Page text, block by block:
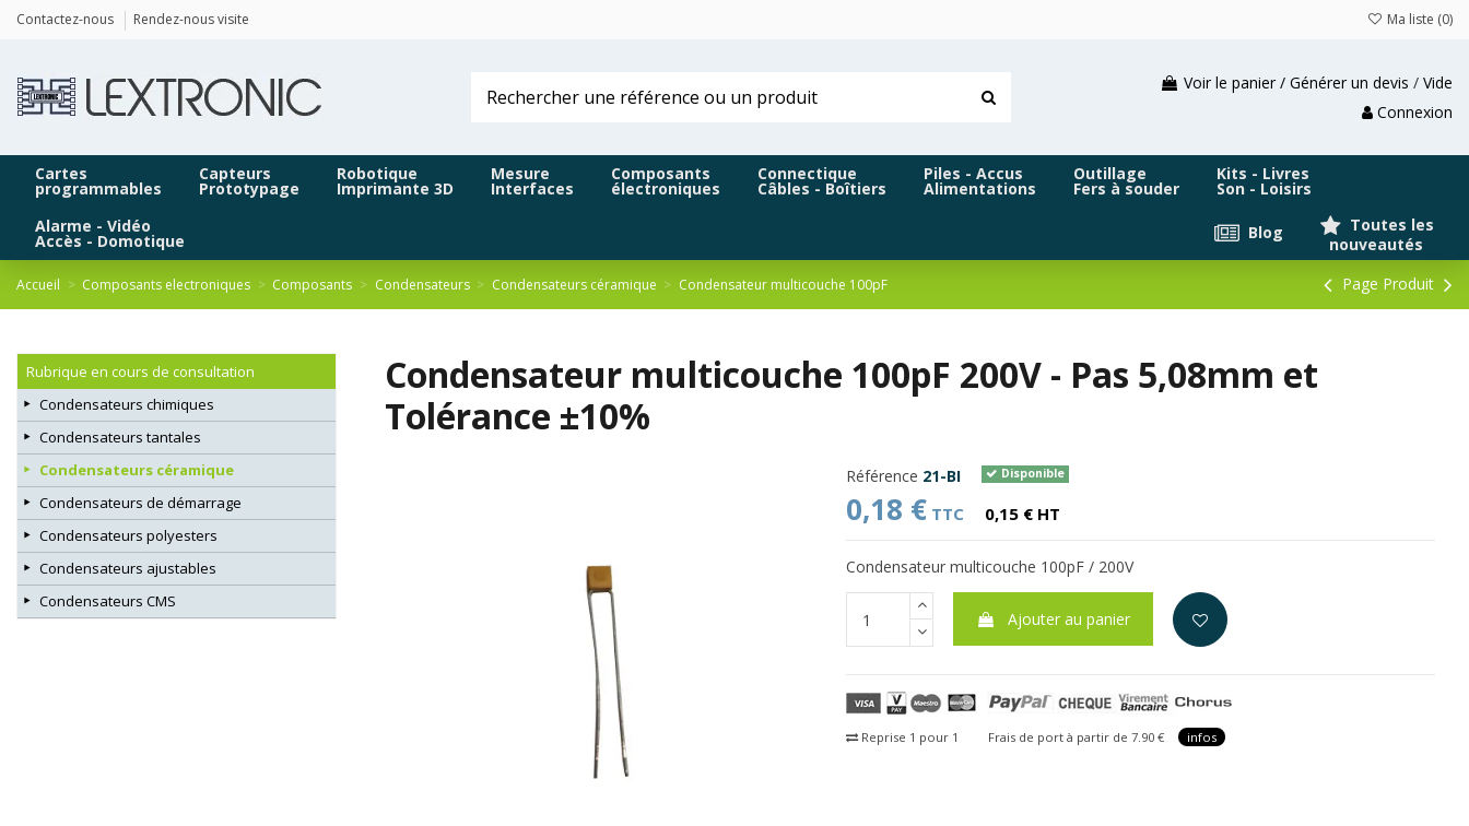
Contactez-nous Rendez-nous visite Ma liste (0)
Voir le panier / Générer un devis / Vide
Connexion
Cartes
programmables
Capteurs
Prototypage
Robotique
Imprimante 3D
Mesure
Interfaces
Composants
électroniques
Connectique
Câbles - Boîtiers
Piles - Accus
Alimentations
Outillage
Fers à souder
Kits - Livres
Son - Loisirs
Alarme - Vidéo
Accès - Domotique
Toutes les
nouveautés
Blog
Accueil Composants electroniques Composants Condensateurs Condensateurs céramique Condensateur multicouche 100pF Page Produit
Condensateur multicouche 100pF 200V - Pas 5,08mm et
Tolérance ±10%
Référence 21-BI Disponible
0,18 € TTC 0,15 € HT
Condensateur multicouche 100pF / 200V
Ajouter au panier
Reprise 1 pour 1 Frais de port à partir de 7.90 € infos
Rubrique en cours de consultation
Condensateurs chimiques
Condensateurs tantales
Condensateurs céramique
Condensateurs de démarrage
Condensateurs polyesters
Condensateurs ajustables
Condensateurs CMS
Panneau de gestion des cookies